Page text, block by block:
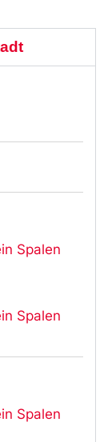
Spalen
Spalen
Spalen